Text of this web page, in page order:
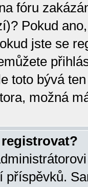
fóru
Pokud
jste se
toto bývá
možná
příspěvků.